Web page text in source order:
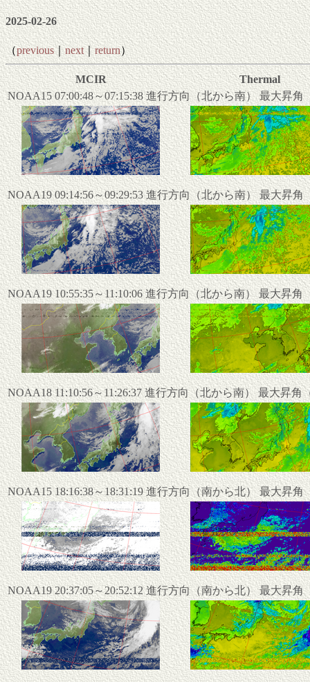
2025-02-26
（previous｜next｜ return）
MCIR
Thermal
NOAA15 07:00:48～07:15:38 進行方向（北から南） 最大昇角
NOAA19 09:14:56～09:29:53 進行方向（北から南） 最大昇角
NOAA19 10:55:35～11:10:06 進行方向（北から南） 最大昇角
NOAA18 11:10:56～11:26:37 進行方向（北から南） 最大昇角
NOAA15 18:16:38～18:31:19 進行方向（南から北） 最大昇角
NOAA19 20:37:05～20:52:12 進行方向（南から北） 最大昇角